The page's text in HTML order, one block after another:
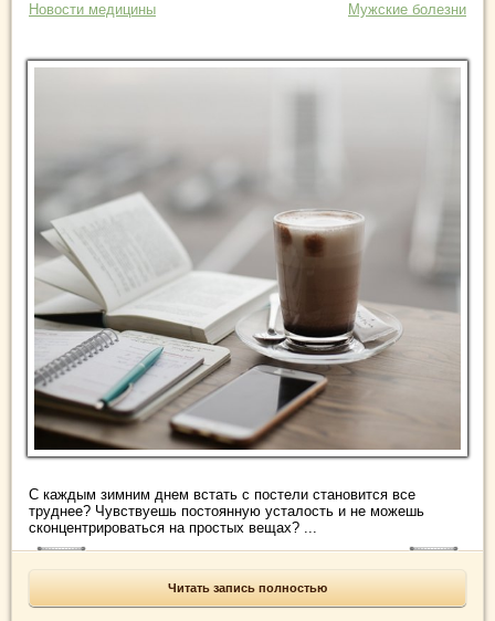
Новости медицины Мужские болезни
С каждым зимним днем встать с постели становится все
труднее? Чувствуешь постоянную усталость и не можешь
сконцентрироваться на простых вещах? ...
Читать запись полностью